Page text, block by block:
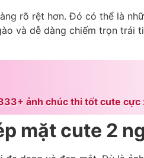
rõ rệt hơn. Đó có thể là
và dễ dàng chiếm trọn trái
ảnh chúc thi tốt cute cực
mặt cute 2